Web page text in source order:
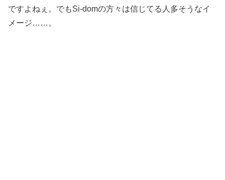
ですよねぇ。でもSi-domの方々は信じてる人多そうなイ
メージ……。